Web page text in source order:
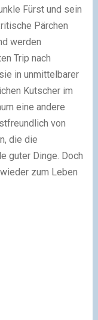
Fürst und sein
Pärchen
werden
Trip nach
in unmittelbarer
Kutscher im
eine andere
von
die die
guter Dinge. Doch
zum Leben